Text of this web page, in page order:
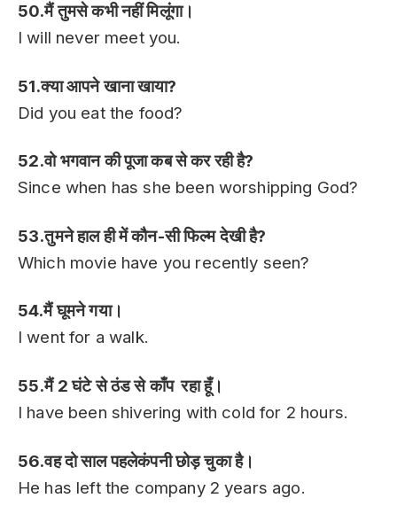
50.मैं तुमसे कभी नहीं मिलूंगा।
I will never meet you.
51.क्या आपने खाना खाया?
Did you eat the food?
52.वो भगवान की पूजा कब से कर रही है?
Since when has she been worshipping God?
53.तुमने हाल ही में कौन-सी फिल्म देखी है?
Which movie have you recently seen?
54.मैं घूमने गया।
I went for a walk.
55.मैं 2 घंटे से ठंड से काँप रहा हूँ।
I have been shivering with cold for 2 hours.
56.वह दो साल पहलेकंपनी छोड़ चुका है।
He has left the company 2 years ago.